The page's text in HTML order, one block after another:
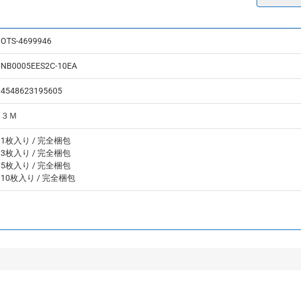
OTS-4699946
NB0005EES2C-10EA
4548623195605
３Ｍ
1枚入り / 完全梱包
3枚入り / 完全梱包
5枚入り / 完全梱包
10枚入り / 完全梱包